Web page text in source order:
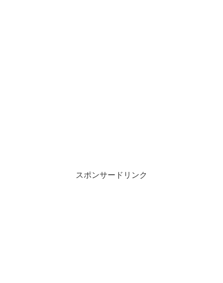
スポンサードリンク